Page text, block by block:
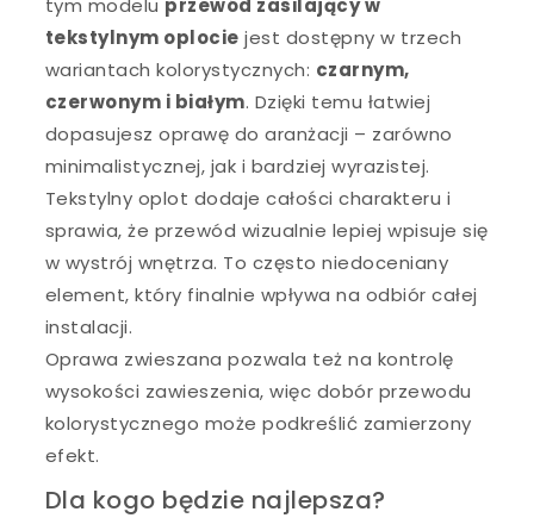
tekstylnym oplocie jest dostępny w trzech
wariantach kolorystycznych: czarnym,
czerwonym i białym. Dzięki temu łatwiej
dopasujesz oprawę do aranżacji – zarówno
minimalistycznej, jak i bardziej wyrazistej.
Tekstylny oplot dodaje całości charakteru i
sprawia, że przewód wizualnie lepiej wpisuje się
w wystrój wnętrza. To często niedoceniany
element, który finalnie wpływa na odbiór całej
instalacji.
Oprawa zwieszana pozwala też na kontrolę
wysokości zawieszenia, więc dobór przewodu
kolorystycznego może podkreślić zamierzony
efekt.
Dla kogo będzie najlepsza?